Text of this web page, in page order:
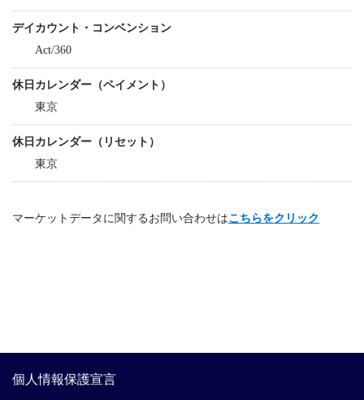
デイカウント・コンベンション
Act/360
休日カレンダー（ペイメント）
東京
休日カレンダー（リセット）
東京
マーケットデータに関するお問い合わせはこちらをクリック
個人情報保護宣言